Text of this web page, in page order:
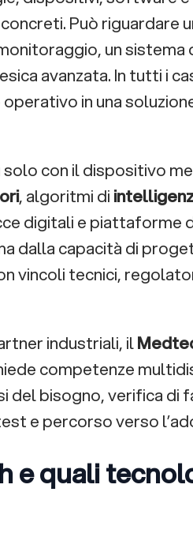
Può riguardare
un sistema
avanzata. In tutti i
in una
con il dispositivo
, algoritmi di
digitali e piattaforme
dalla capacità di
vincoli tecnici,
industriali, il
competenze
del bisogno, verifica di
e percorso verso
e quali